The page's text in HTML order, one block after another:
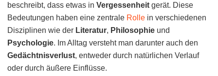
beschreibt, dass etwas in Vergessenheit gerät. Diese
Bedeutungen haben eine zentrale Rolle in verschiedenen
Disziplinen wie der Literatur, Philosophie und
Psychologie. Im Alltag versteht man darunter auch den
Gedächtnisverlust, entweder durch natürlichen Verlauf
oder durch äußere Einflüsse.